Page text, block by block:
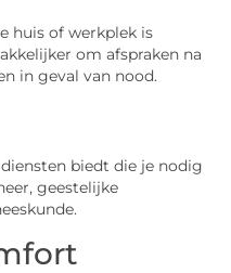
huis of werkplek is
om afspraken na
in geval van nood.
biedt die je nodig
geestelijke